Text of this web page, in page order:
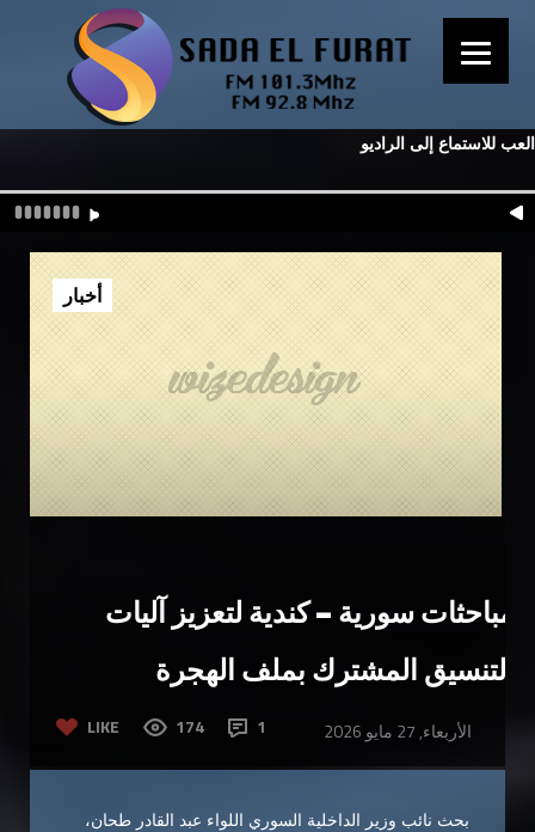
العب للاستماع إلى الراديو
مباحثات سورية – كندية لتعزيز آليات
التنسيق المشترك بملف الهجرة
LIKE 174 1 الأربعاء, 27 مايو 2026
أخبار
بحث نائب وزير الداخلية السوري اللواء عبد القادر طحان،